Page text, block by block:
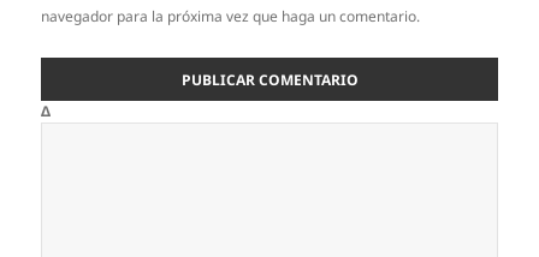
navegador para la próxima vez que haga un comentario.
Δ